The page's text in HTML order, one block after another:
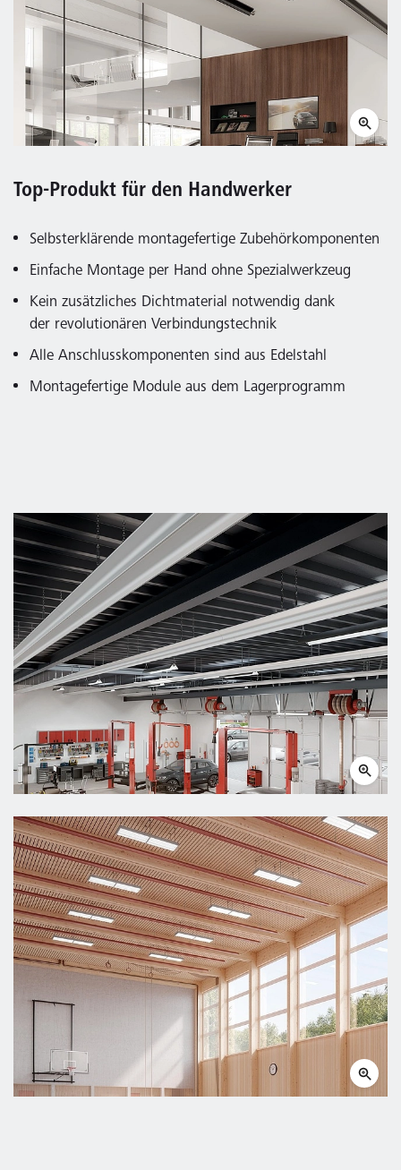
Top-Produkt für den Handwerker
Selbsterklärende montagefertige Zubehörkomponenten
Einfache Montage per Hand ohne Spezialwerkzeug
Kein zusätzliches Dichtmaterial notwendig dank
der revolutionären Verbindungstechnik
Alle Anschlusskomponenten sind aus Edelstahl
Montagefertige Module aus dem Lagerprogramm